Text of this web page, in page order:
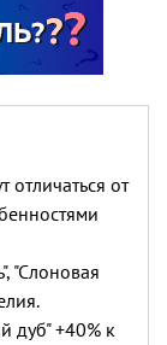
отличаться от
"Слоновая
дуб" +40% к